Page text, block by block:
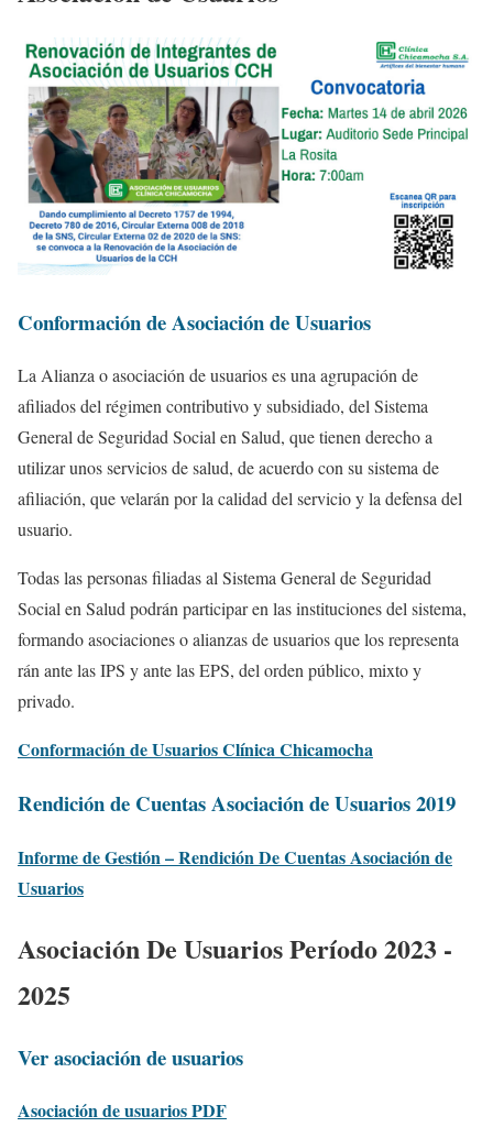
Conformación de Asociación de Usuarios
La Alianza o asociación de usuarios es una agrupación de
afiliados del régimen contributivo y subsidiado, del Sistema
General de Seguridad Social en Salud, que tienen derecho a
utilizar unos servicios de salud, de acuerdo con su sistema de
afiliación, que velarán por la calidad del servicio y la defensa del
usuario.
Todas las personas filiadas al Sistema General de Seguridad
Social en Salud podrán participar en las instituciones del sistema,
formando asociaciones o alianzas de usuarios que los representa
rán ante las IPS y ante las EPS, del orden público, mixto y
privado.
Conformación de Usuarios Clínica Chicamocha
Rendición de Cuentas Asociación de Usuarios 2019
Informe de Gestión – Rendición De Cuentas Asociación de
Usuarios
Asociación De Usuarios Período 2023 -
2025
Ver asociación de usuarios
Asociación de usuarios PDF